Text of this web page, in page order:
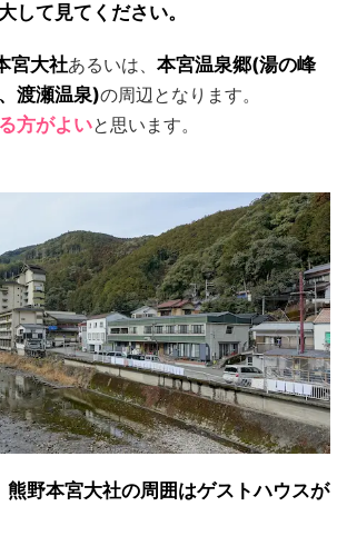
して見てください。
宮大社あるいは、 本宮温泉郷(湯の峰
渡瀬温泉)の周辺となります。
方がよいと思います。
熊野本宮大社の周囲はゲストハウスが